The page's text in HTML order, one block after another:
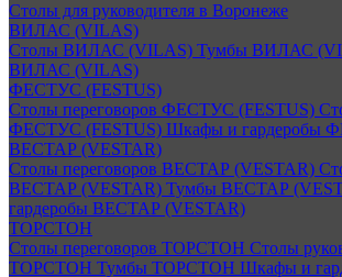
Столы для руководителя в Воронеже
ВИЛАС (VILAS)
Столы ВИЛАС (VILAS) Тумбы ВИЛАС
ВИЛАС (VILAS)
ФЕСТУС (FESTUS)
Столы переговоров ФЕСТУС (FESTUS)
ФЕСТУС (FESTUS) Шкафы и гардеробы
ВЕСТАР (VESTAR)
Столы переговоров ВЕСТАР (VESTAR)
ВЕСТАР (VESTAR) Тумбы ВЕСТАР
гардеробы ВЕСТАР (VESTAR)
ТОРСТОН
Столы переговоров ТОРСТОН Столы
ТОРСТОН Тумбы ТОРСТОН Шкафы и